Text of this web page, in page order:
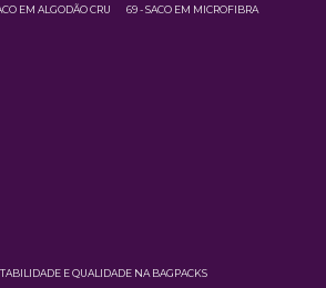
EM ALGODÃO CRU 69 - SACO EM MICROFIBRA
E QUALIDADE NA BAGPACKS